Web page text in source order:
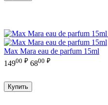
Max Mara eau de parfum 15ml
14900 ₽ 6800 ₽
Купить